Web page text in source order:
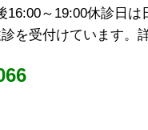
16:00～19:00休診日は
を受付けています。